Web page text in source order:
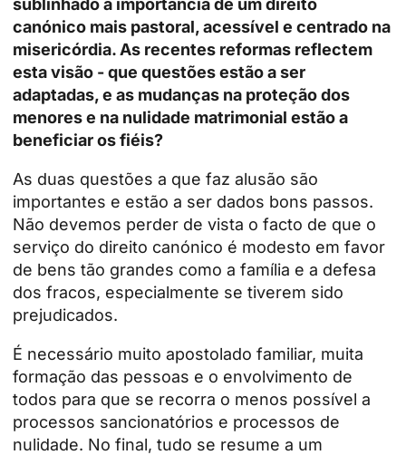
canónico mais pastoral, acessível e centrado na
misericórdia. As recentes reformas reflectem
esta visão - que questões estão a ser
adaptadas, e as mudanças na proteção dos
menores e na nulidade matrimonial estão a
beneficiar os fiéis?
As duas questões a que faz alusão são
importantes e estão a ser dados bons passos.
Não devemos perder de vista o facto de que o
serviço do direito canónico é modesto em favor
de bens tão grandes como a família e a defesa
dos fracos, especialmente se tiverem sido
prejudicados.
É necessário muito apostolado familiar, muita
formação das pessoas e o envolvimento de
todos para que se recorra o menos possível a
processos sancionatórios e processos de
nulidade. No final, tudo se resume a um